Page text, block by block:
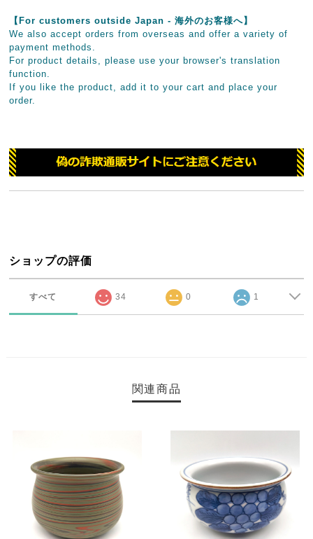
【For customers outside Japan - 海外のお客様へ】
We also accept orders from overseas and offer a variety of
payment methods.
For product details, please use your browser's translation
function.
If you like the product, add it to your cart and place your
order.
ショップの評価
すべて 34 0 1
関連商品